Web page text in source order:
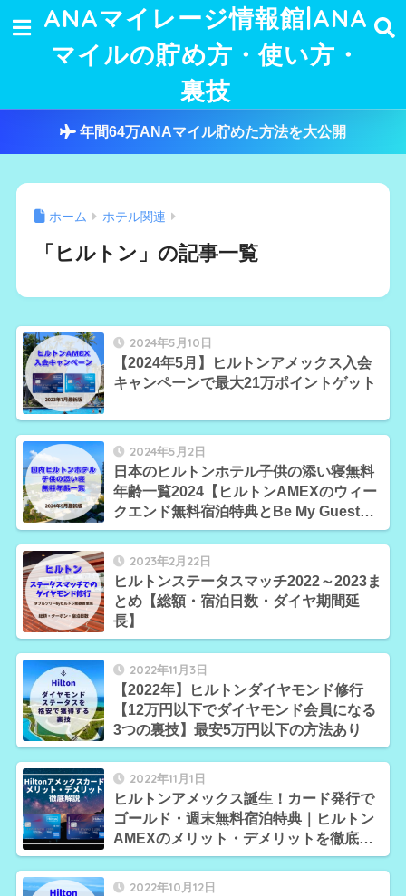
ANAマイレージ情報館|ANA
マイルの貯め方・使い方・
裏技
年間64万ANAマイル貯めた方法を大公開
ホーム ホテル関連
「ヒルトン」の記事一覧
2024年5月10日
【2024年5月】ヒルトンアメックス入会
キャンペーンで最大21万ポイントゲット
2024年5月2日
日本のヒルトンホテル子供の添い寝無料
年齢一覧2024【ヒルトンAMEXのウィー
クエンド無料宿泊特典とBe My Guestバ
ウチャーの利用可否が分かる】
2023年2月22日
ヒルトンステータスマッチ2022～2023ま
とめ【総額・宿泊日数・ダイヤ期間延
長】
2022年11月3日
【2022年】ヒルトンダイヤモンド修行
【12万円以下でダイヤモンド会員になる
3つの裏技】最安5万円以下の方法あり
2022年11月1日
ヒルトンアメックス誕生！カード発行で
ゴールド・週末無料宿泊特典｜ヒルトン
AMEXのメリット・デメリットを徹底解
説
2022年10月12日